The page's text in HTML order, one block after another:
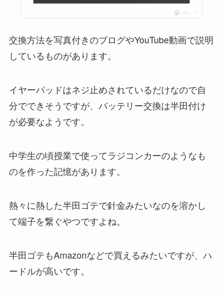
ポチップ
交換方法を写真付きのブログやYouTube動画で説明
しているものがあります。
イヤーパッドはネジ止めされているだけなので自
分でできそうですが、バッテリー交換は半田付け
が必要なようです。
中学生の頃授業で使ってラジコンカーのようなも
のを作った記憶があります。
熱々に熱した半田ゴテで針金みたいなのを溶かし
て端子を繋ぐやつですよね。
半田ゴテもAmazonなどで買えるみたいですが、ハ
ードルが高いです。